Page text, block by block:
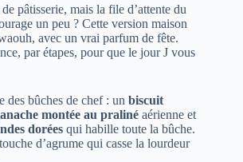
pâtisserie, mais la file d’attente du
un peu ? Cette version maison
avec un vrai parfum de fête.
par étapes, pour que le jour J vous
des bûches de chef : un biscuit
montée au praliné aérienne et
dorées qui habille toute la bûche.
d’agrume qui casse la lourdeur